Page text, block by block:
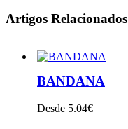
Artigos Relacionados
BANDANA
Desde 5.04€